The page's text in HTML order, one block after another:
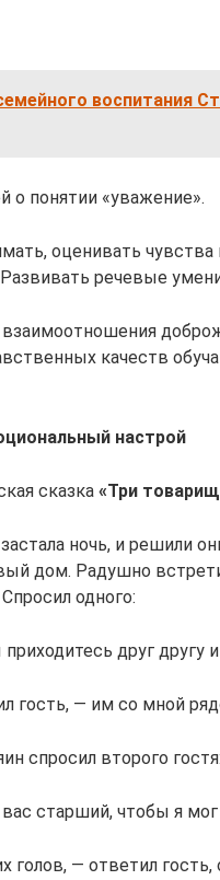
воспитания
о понятии «уважение».
оценивать
речевые
качеств
настрой
сказка «Три
ночь, и решили
дом. Радушно
одного:
друг другу
гость, — им со мной
спросил второго
старший, чтобы я
— ответил гость,